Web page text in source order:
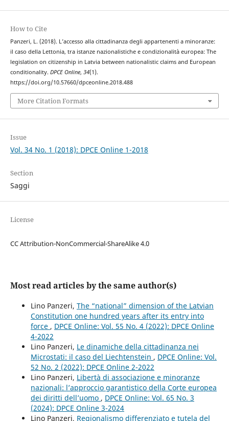
How to Cite
Panzeri, L. (2018). L’accesso alla cittadinanza degli appartenenti a minoranze:
il caso della Lettonia, tra istanze nazionalistiche e condizionalità europea: The
legislation on citizenship in Latvia between nationalistic claims and European
conditionality. DPCE Online, 34(1).
https://doi.org/10.57660/dpceonline.2018.488
More Citation Formats
Issue
Vol. 34 No. 1 (2018): DPCE Online 1-2018
Section
Saggi
License
CC Attribution-NonCommercial-ShareAlike 4.0
Most read articles by the same author(s)
Lino Panzeri, The “national” dimension of the Latvian
Constitution one hundred years after its entry into
force , DPCE Online: Vol. 55 No. 4 (2022): DPCE Online
4-2022
Lino Panzeri, Le dinamiche della cittadinanza nei
Microstati: il caso del Liechtenstein , DPCE Online: Vol.
52 No. 2 (2022): DPCE Online 2-2022
Lino Panzeri, Libertà di associazione e minoranze
nazionali: l’approccio garantistico della Corte europea
dei diritti dell’uomo , DPCE Online: Vol. 65 No. 3
(2024): DPCE Online 3-2024
Lino Panzeri, Regionalismo differenziato e tutela del